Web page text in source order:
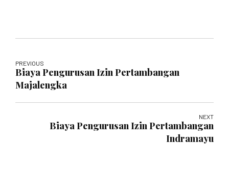
PREVIOUS
Biaya Pengurusan Izin Pertambangan
Majalengka
NEXT
Biaya Pengurusan Izin Pertambangan
Indramayu